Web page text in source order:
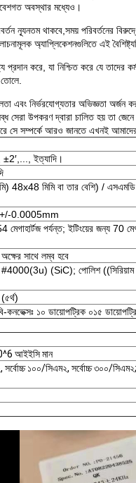
অবস্থার মধ্যেও।
ন্যূনতম থাকবে,সময় পরিবর্তনের
অ্যাপ্লিকেশনগুলিতে এই
করে, যা নিশ্চিত করে যে তাদের
এবং নির্ভরযোগ্যতার অভিজ্ঞতা
উপকরণ দ্বারা চালিত হয় তা
সে সম্পর্কে আরও জানতে এখনই
±2′,..., ইত্যাদি।
48x48 মিমি বা তার বেশি) / এসএমডি
0.0005mm
মেগাহার্টজ পর্যন্ত; ইটিংয়ের জন্য 70
সাথে লম্ব হবে
(SiC); পোলিশ ((সিরিয়াম
কনভেক্সঃ ১০ ডায়োপট্রিক ০১৫
আইইসি মান
সর্বোচ্চ ১০০/সিএম২, সর্বোচ্চ ৩০০/